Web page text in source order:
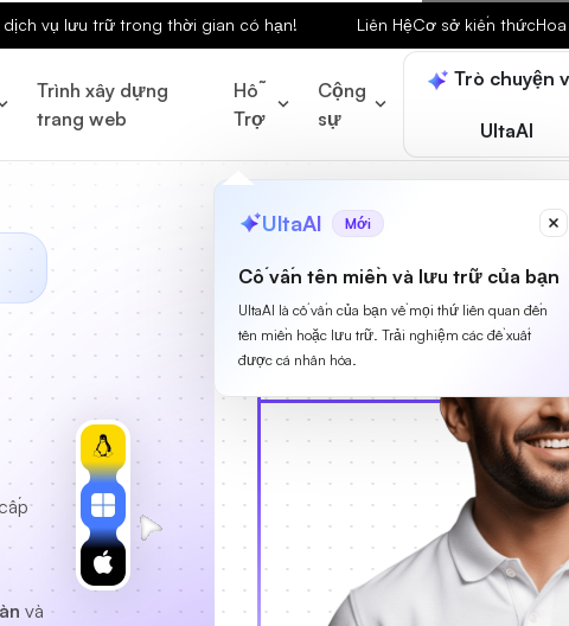
vụ lưu trữ trong thời gian có hạn! Liên HệCơ sở kiến thức
Trình xây dựng
trang web
Hỗ
Trợ
Cộng
sự
Trò chuyện
UltaAI
UltaAI Mới
Cố vấn tên miền và lưu trữ của bạn
UltaAI là cố vấn của bạn về mọi thứ liên quan đến
tên miền hoặc lưu trữ. Trải nghiệm các đề xuất
được cá nhân hóa.
và